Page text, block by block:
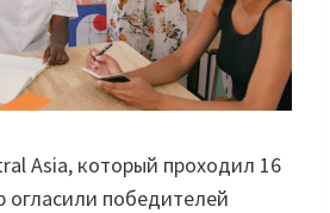
Asia, который проходил 16
огласили победителей